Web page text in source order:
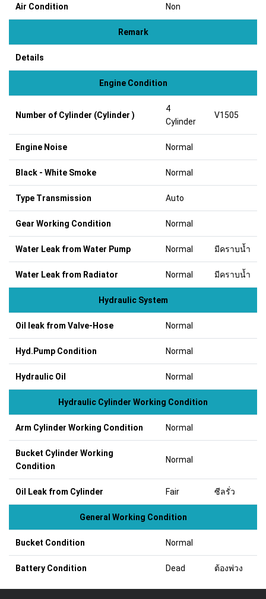
Air Condition Non
Remark
Details
Engine Condition
Number of Cylinder (Cylinder )
4
Cylinder
V1505
Engine Noise Normal
Black - White Smoke Normal
Type Transmission Auto
Gear Working Condition Normal
Water Leak from Water Pump Normal มีคราบน้ำ
Water Leak from Radiator Normal มีคราบน้ำ
Hydraulic System
Oil leak from Valve-Hose Normal
Hyd.Pump Condition Normal
Hydraulic Oil Normal
Hydraulic Cylinder Working Condition
Arm Cylinder Working Condition Normal
Bucket Cylinder Working
Condition
Normal
Oil Leak from Cylinder Fair ซีลรั่ว
General Working Condition
Bucket Condition Normal
Battery Condition Dead ต้องพ่วง